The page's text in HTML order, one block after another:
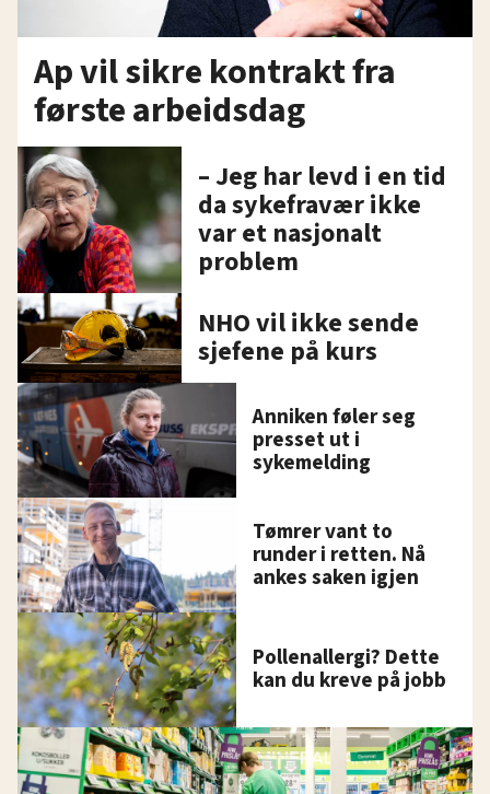
Ap vil sikre kontrakt fra
første arbeidsdag
– Jeg har levd i en tid
da sykefravær ikke
var et nasjonalt
problem
NHO vil ikke sende
sjefene på kurs
Anniken føler seg
presset ut i
sykemelding
Tømrer vant to
runder i retten. Nå
ankes saken igjen
Pollenallergi? Dette
kan du kreve på jobb